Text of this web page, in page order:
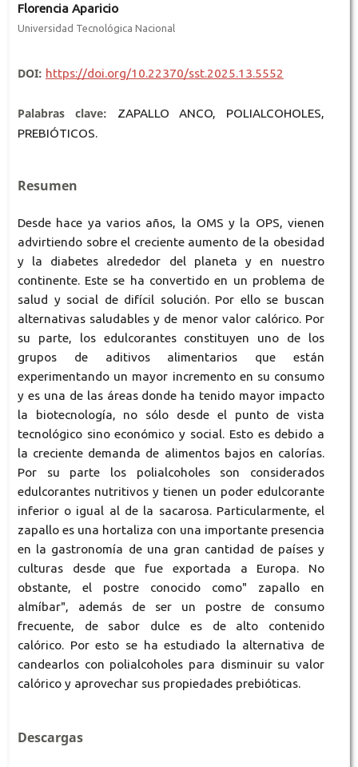
Florencia Aparicio
Universidad Tecnológica Nacional
DOI: https://doi.org/10.22370/sst.2025.13.5552
Palabras clave:
ZAPALLO ANCO, POLIALCOHOLES,
PREBIÓTICOS.
Resumen
Desde hace ya varios años, la OMS y la OPS, vienen
advirtiendo sobre el creciente aumento de la obesidad
y la diabetes alrededor del planeta y en nuestro
continente. Este se ha convertido en un problema de
salud y social de difícil solución. Por ello se buscan
alternativas saludables y de menor valor calórico. Por
su parte, los edulcorantes constituyen uno de los
grupos de aditivos alimentarios que están
experimentando un mayor incremento en su consumo
y es una de las áreas donde ha tenido mayor impacto
la biotecnología, no sólo desde el punto de vista
tecnológico sino económico y social. Esto es debido a
la creciente demanda de alimentos bajos en calorías.
Por su parte los polialcoholes son considerados
edulcorantes nutritivos y tienen un poder edulcorante
inferior o igual al de la sacarosa. Particularmente, el
zapallo es una hortaliza con una importante presencia
en la gastronomía de una gran cantidad de países y
culturas desde que fue exportada a Europa. No
obstante, el postre conocido como" zapallo en
almíbar", además de ser un postre de consumo
frecuente, de sabor dulce es de alto contenido
calórico. Por esto se ha estudiado la alternativa de
candearlos con polialcoholes para disminuir su valor
calórico y aprovechar sus propiedades prebióticas.
Descargas